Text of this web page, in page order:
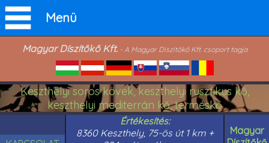
Magyar Díszítőkő Kft.- A Magyar Díszítőkő Kft. csoport tagja
Keszthelyi soros kövek, keszthelyi rusztikus kő,
keszthelyi mediterrán kő, terméskő
Értékesítés:
8360 Keszthely, 75-ös út 1 km +
Magyar
Menü